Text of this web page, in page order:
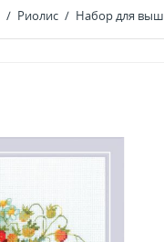
Риолис Набор для